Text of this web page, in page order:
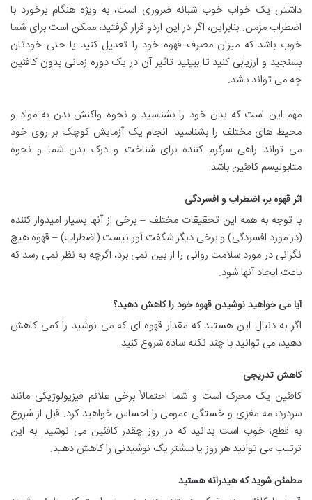
داشتن یک خواب خوب شبانه ضروری است، به ویژه هنگام برخورد با
اضطراب مزمن. بنابراین، اگر در این اردو قرار گرفتید، ممکن است برای شما
خوب باشد که میزان مصرف قهوه خود را تعدیل کنید یا حتی خودتان
بسنجید و ارزیابی کنید تا ببینید تاثیر آن در یک دوره زمانی بدون کافئین
چه می تواند باشد.
مهم این است که بدن خود را بشناسید و نحوه واکنش بدن به مواد و
محیط های مختلف را بشناسید. انجام یک آزمایش کوچک بر روی خود
می تواند راهی سرگرم کننده برای شناخت و درک بدن شما و نحوه
متابولیسم کافئین باشد.
اثر قهوه بر، اضطراب و افسردگی
با توجه به همه این تحقیقات مختلف – برخی از آنها بسیار امیدوار کننده
(در مورد افسردگی) و برخی دیگر شگفت آور نیست (اضطراب) – قهوه هیچ
نگرانی در مورد سلامت روانی را از بین نمی برد، اگرچه به نظر نمی رسد که
باعث ایجاد آنها شود.
آیا می خواهید نوشیدن قهوه خود را کاهش دهید؟
اگر به دنبال این هستید که مقدار قهوه ای که می نوشید را کمی کاهش
دهید، می توانید با چند نکته ساده شروع کنید.
کاهش تدریجی
کافئین یک محرک است و شما احتمالاً برخی علائم فیزیولوژیکی مانند
سردرد، مه مغزی و خستگی عمومی را احساس خواهید کرد. قبل از شروع
به قطع، خوب است بدانید که در روز چقدر کافئین می نوشید. به این
ترتیب می توانید هر روز یا بیشتر یک نوشیدنی را کاهش دهید.
مطمئن شوید که هیدراته هستید